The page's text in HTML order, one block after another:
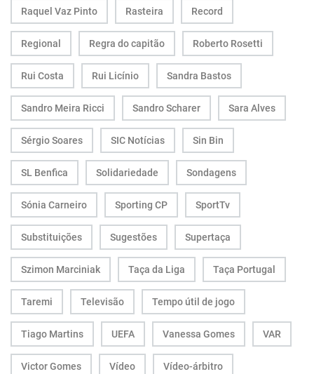
Raquel Vaz Pinto Rasteira Record
Regional Regra do capitão Roberto Rosetti
Rui Costa Rui Licínio Sandra Bastos
Sandro Meira Ricci Sandro Scharer Sara Alves
Sérgio Soares SIC Notícias Sin Bin
SL Benfica Solidariedade Sondagens
Sónia Carneiro Sporting CP SportTv
Substituições Sugestões Supertaça
Szimon Marciniak Taça da Liga Taça Portugal
Taremi Televisão Tempo útil de jogo
Tiago Martins UEFA Vanessa Gomes VAR
Victor Gomes Vídeo Vídeo-árbitro